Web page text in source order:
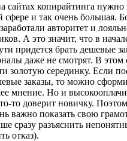
сайтах копирайтинга
сфере и так очень большая.
авторитет и
А это значит, что в
придется брать дешевые
даже не смотрят. В этом
золотую серединку. Если
заказы, то можно
мнение. Но и
то доверит новичку.
важно показать свою
сразу разъяснить
отказ).